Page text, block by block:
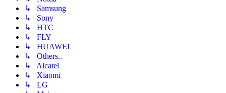
↳ Samsung
↳ Sony
↳ HTC
↳ FLY
↳ HUAWEI
↳ Others..
↳ Alcatel
↳ Xiaomi
↳ LG